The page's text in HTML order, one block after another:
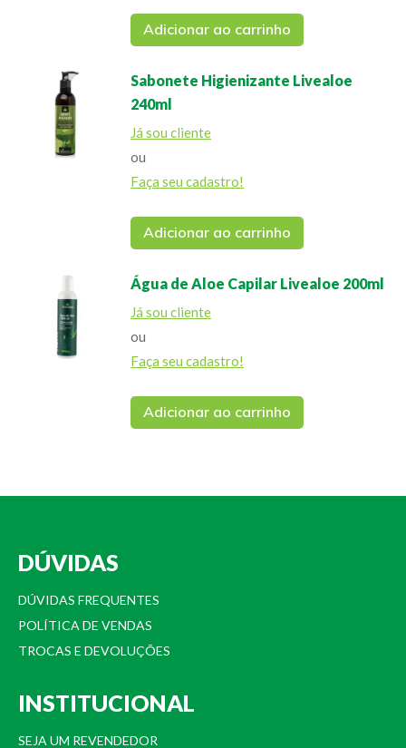
Adicionar ao carrinho
Sabonete Higienizante Livealoe
240ml
Já sou cliente
ou
Faça seu cadastro!
Adicionar ao carrinho
Água de Aloe Capilar Livealoe 200ml
Já sou cliente
ou
Faça seu cadastro!
Adicionar ao carrinho
DÚVIDAS
DÚVIDAS FREQUENTES
POLÍTICA DE VENDAS
TROCAS E DEVOLUÇÕES
INSTITUCIONAL
SEJA UM REVENDEDOR